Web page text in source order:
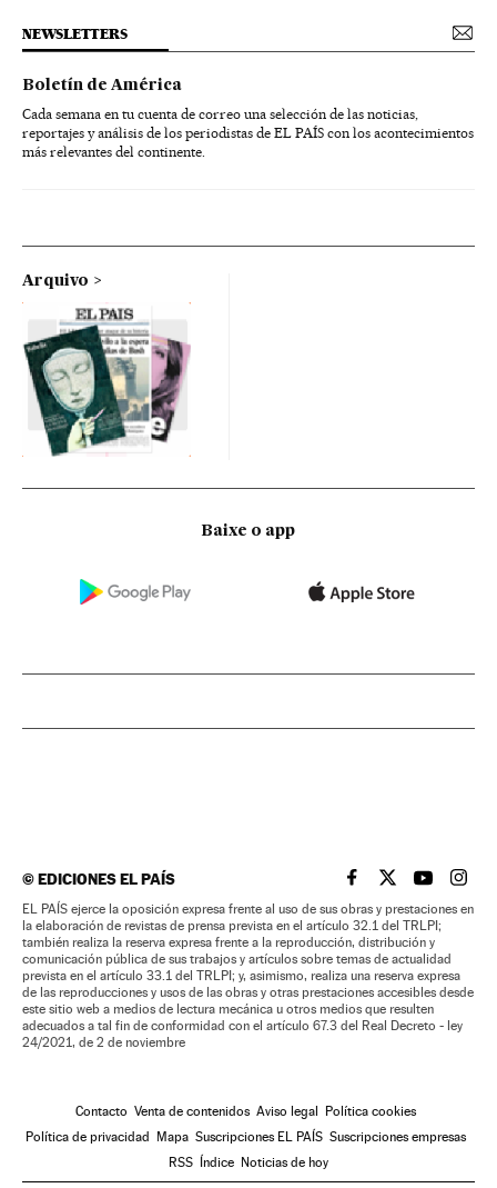
NEWSLETTERS
Boletín de América
Cada semana en tu cuenta de correo una selección de las noticias,
reportajes y análisis de los periodistas de EL PAÍS con los acontecimientos
más relevantes del continente.
Arquivo
Baixe o app
©EDICIONES EL PAÍS EL PAÍS BRASIL EN
EL PAÍSEL PAÍS
EL
EL PAÍS ejerce la oposición expresa frente al uso de sus obras y prestaciones en
la elaboración de revistas de prensa prevista en el artículo 32.1 del TRLPI;
también realiza la reserva expresa frente a la reproducción, distribución y
comunicación pública de sus trabajos y artículos sobre temas de actualidad
prevista en el artículo 33.1 del TRLPI; y, asimismo, realiza una reserva expresa
de las reproducciones y usos de las obras y otras prestaciones accesibles desde
este sitio web a medios de lectura mecánica u otros medios que resulten
adecuados a tal fin de conformidad con el artículo 67.3 del Real Decreto - ley
24/2021, de 2 de noviembre
Contacto Venta de contenidos Aviso legal
Política cookies
Política de privacidad
Mapa Suscripciones EL PAÍS Suscripciones empresas
RSS
Índice Noticias de hoy